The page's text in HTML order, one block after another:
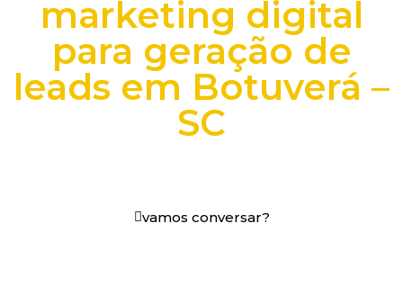
marketing digital
para geração de
leads em Botuverá –
SC
vamos conversar?